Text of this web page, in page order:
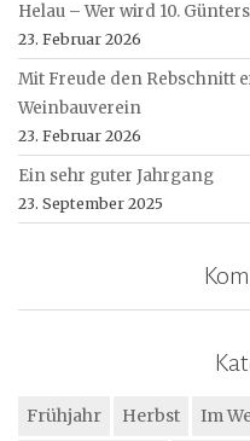
Helau – Wer wird 10.
23. Februar 2026
Mit Freude den Rebschnitt
Weinbauverein
23. Februar 2026
Ein sehr guter Jahrgang
23. September 2025
Frühjahr Herbst Im